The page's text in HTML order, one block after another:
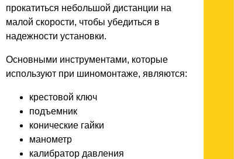
прокатиться небольшой дистанции на
малой скорости, чтобы убедиться в
надежности установки.
Основными инструментами, которые
используют при шиномонтаже, являются:
крестовой ключ
подъемник
конические гайки
манометр
калибратор давления